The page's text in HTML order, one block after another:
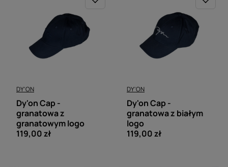
DY'ON
Dy'on Cap -
granatowa z
granatowym logo
119,00 zł
DY'ON
Dy'on Cap -
granatowa z białym
logo
119,00 zł